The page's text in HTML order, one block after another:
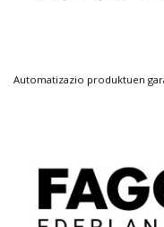
Automatizazio produktuen